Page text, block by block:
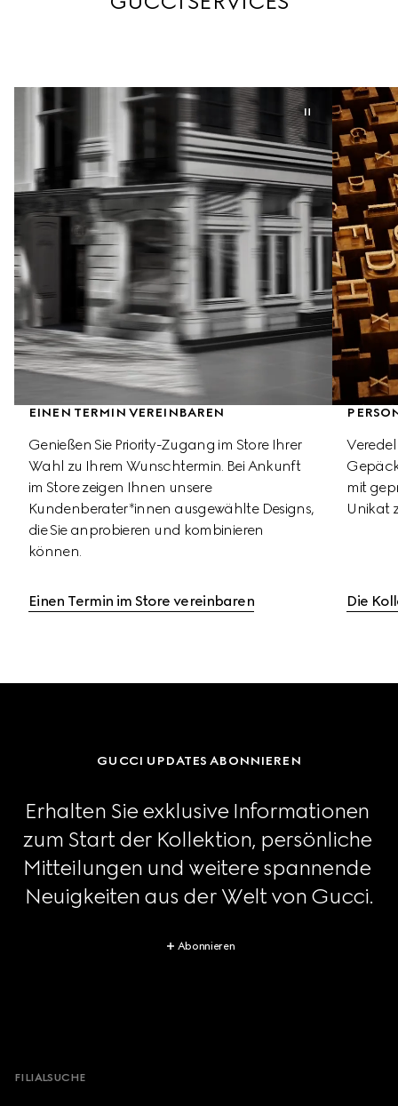
EINEN TERMIN VEREINBAREN
Genießen Sie Priority-Zugang im Store Ihrer
Wahl zu Ihrem Wunschtermin. Bei Ankunft
im Store zeigen Ihnen unsere
Kundenberater*innen ausgewählte Designs,
die Sie anprobieren und kombinieren
können.
Einen Termin im Store vereinbaren
mit
Unikat
Die
GUCCI UPDATES ABONNIEREN
Erhalten Sie exklusive Informationen
zum Start der Kollektion, persönliche
Mitteilungen und weitere spannende
Neuigkeiten aus der Welt von Gucci.
Abonnieren
FILIALSUCHE